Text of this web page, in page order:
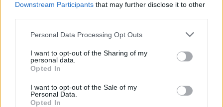
Downstream Participants that may further disclose it to other
Personal Data Processing Opt Outs
I want to opt-out of the Sharing of my
personal data.
Opted In
I want to opt-out of the Sale of my
Personal Data.
Opted In
Μια από τις μεγαλύτερες
κινηματογραφικές επιτυχίες της
προηγούμενης χρονιάς είναι πλέον και μια
από...
23.01.2024